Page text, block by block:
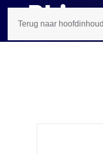
Terug naar hoofdinhoud